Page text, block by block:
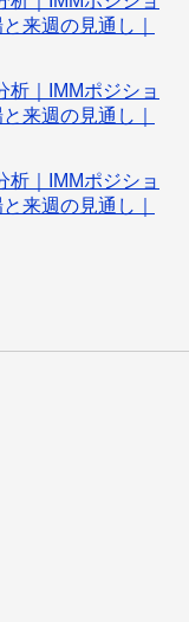
来週の見通し｜
析｜IMMポジショ
来週の見通し｜
析｜IMMポジショ
来週の見通し｜